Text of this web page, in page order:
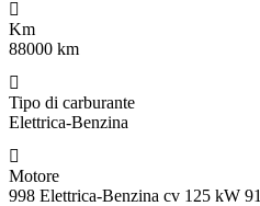
Km
88000 km
Tipo di carburante
Elettrica-Benzina
Motore
998 Elettrica-Benzina cv 125 kW 91